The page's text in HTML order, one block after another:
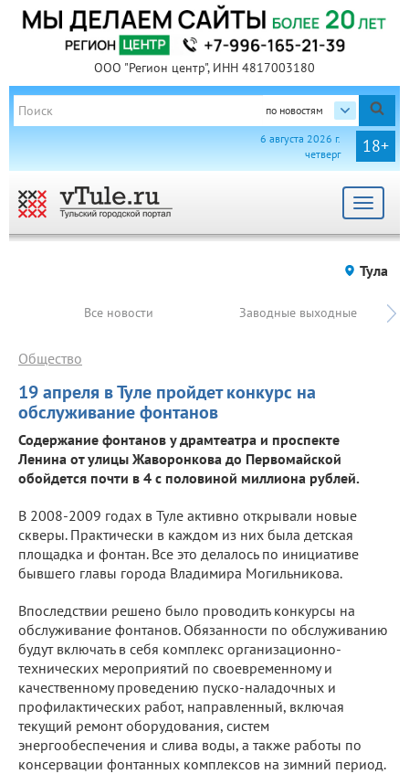
ООО "Регион центр", ИНН 4817003180
по новостям
18+
6 августа 2026 г.
четверг
Toggle
Тула
Все новости Заводные выходные
19 апреля в Туле пройдет конкурс на
обслуживание фонтанов
Общество
Содержание фонтанов у драмтеатра и проспекте
Ленина от улицы Жаворонкова до Первомайской
обойдется почти в 4 с половиной миллиона рублей.
В 2008-2009 годах в Туле активно открывали новые
скверы. Практически в каждом из них была детская
площадка и фонтан. Все это делалось по инициативе
бывшего главы города Владимира Могильникова.
Впоследствии решено было проводить конкурсы на
обслуживание фонтанов. Обязанности по обслуживанию
будут включать в себя комплекс организационно-
технических мероприятий по своевременному и
качественному проведению пуско-наладочных и
профилактических работ, направленный, включая
текущий ремонт оборудования, систем
энергообеспечения и слива воды, а также работы по
консервации фонтанных комплексов на зимний период.